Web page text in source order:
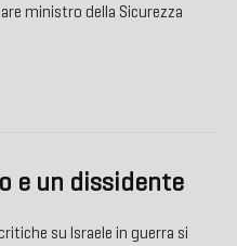
ministro della Sicurezza
e un dissidente
su Israele in guerra si